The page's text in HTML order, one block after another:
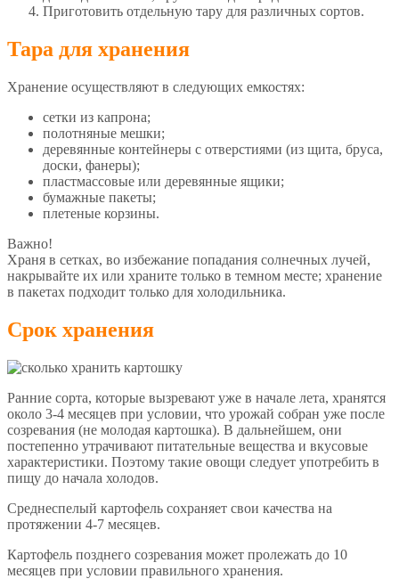
Приготовить отдельную тару для различных сортов.
Тара для хранения
Хранение осуществляют в следующих емкостях:
сетки из капрона;
полотняные мешки;
деревянные контейнеры с отверстиями (из щита, бруса,
доски, фанеры);
пластмассовые или деревянные ящики;
бумажные пакеты;
плетеные корзины.
Важно!
Храня в сетках, во избежание попадания солнечных лучей,
накрывайте их или храните только в темном месте; хранение
в пакетах подходит только для холодильника.
Срок хранения
Ранние сорта, которые вызревают уже в начале лета, хранятся
около 3-4 месяцев при условии, что урожай собран уже после
созревания (не молодая картошка). В дальнейшем, они
постепенно утрачивают питательные вещества и вкусовые
характеристики. Поэтому такие овощи следует употребить в
пищу до начала холодов.
Среднеспелый картофель сохраняет свои качества на
протяжении 4-7 месяцев.
Картофель позднего созревания может пролежать до 10
месяцев при условии правильного хранения.